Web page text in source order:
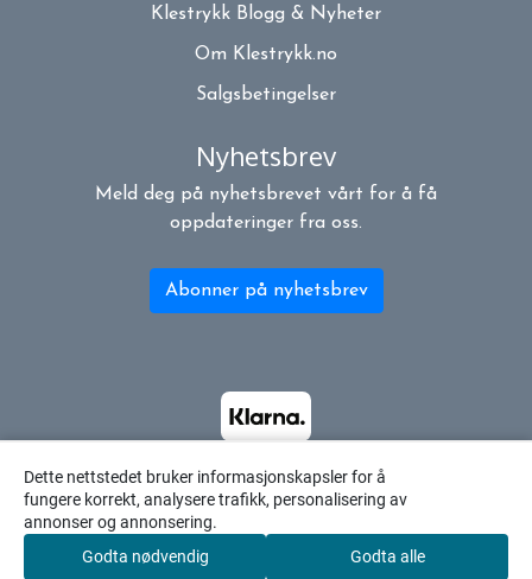
Klestrykk Blogg & Nyheter
Om Klestrykk.no
Salgsbetingelser
Nyhetsbrev
Meld deg på nyhetsbrevet vårt for å få
oppdateringer fra oss.
Abonner på nyhetsbrev
Dette nettstedet bruker informasjonskapsler for å
fungere korrekt, analysere trafikk, personalisering av
annonser og annonsering.
Godta nødvendig
Godta alle